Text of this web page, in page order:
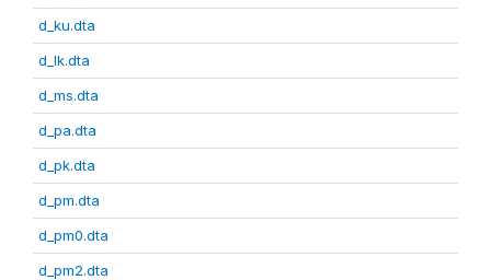
d_ku.dta
d_lk.dta
d_ms.dta
d_pa.dta
d_pk.dta
d_pm.dta
d_pm0.dta
d_pm2.dta